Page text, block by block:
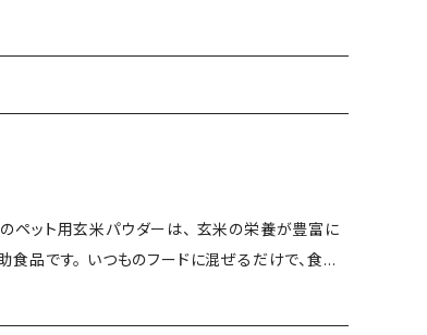
品です。 いつものフードに混ぜるだけで、食物